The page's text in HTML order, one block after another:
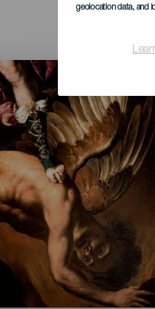
geolocation data, and